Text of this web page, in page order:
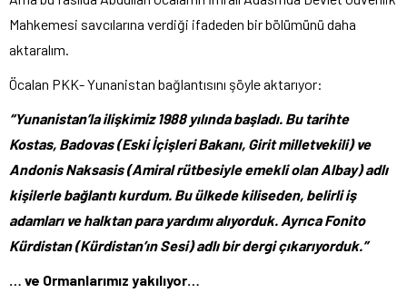
Mahkemesi savcılarına verdiği ifadeden bir bölümünü daha
aktaralım.
Öcalan PKK- Yunanistan bağlantısını şöyle aktarıyor:
“Yunanistan’la ilişkimiz 1988 yılında başladı. Bu tarihte
Kostas, Badovas (Eski İçişleri Bakanı, Girit milletvekili) ve
Andonis Naksasis (Amiral rütbesiyle emekli olan Albay) adlı
kişilerle bağlantı kurdum. Bu ülkede kiliseden, belirli iş
adamları ve halktan para yardımı alıyorduk. Ayrıca Fonito
Kürdistan (Kürdistan’ın Sesi) adlı bir dergi çıkarıyorduk.”
… ve Ormanlarımız yakılıyor…